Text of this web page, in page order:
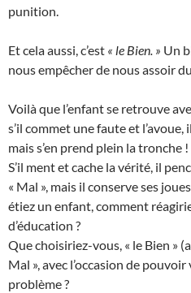
punition.
Et cela aussi, c’est « le Bien. » Un
nous empêcher de nous assoir
Voilà que l’enfant se retrouve
s’il commet une faute et l’avoue,
mais s’en prend plein la tronche !
S’il ment et cache la vérité, il
« Mal », mais il conserve ses
étiez un enfant, comment
d’éducation ?
Que choisiriez-vous, « le Bien »
Mal », avec l’occasion de
problème ?